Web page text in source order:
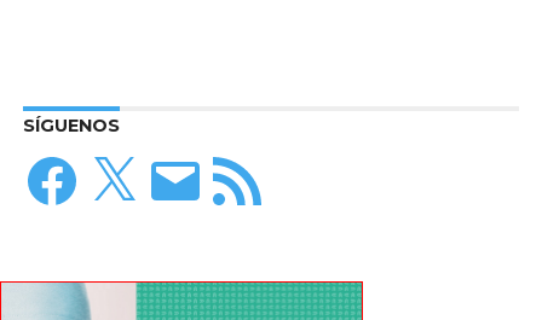
SÍGUENOS
Facebook
X
Correo
electrónico
Feed
RSS